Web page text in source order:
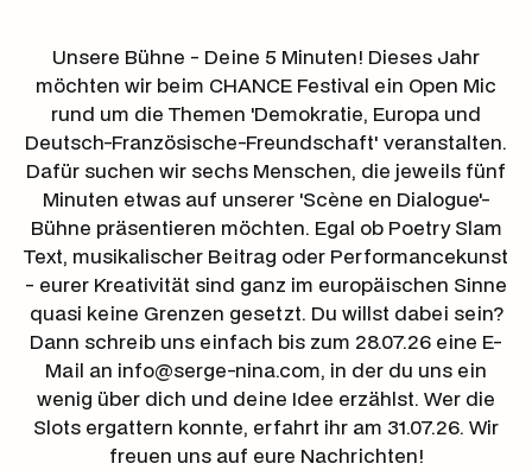
Unsere Bühne - Deine 5 Minuten! Dieses Jahr
möchten wir beim CHANCE Festival ein Open Mic
rund um die Themen 'Demokratie, Europa und
Deutsch-Französische-Freundschaft' veranstalten.
Dafür suchen wir sechs Menschen, die jeweils fünf
Minuten etwas auf unserer 'Scène en Dialogue'-
Bühne präsentieren möchten. Egal ob Poetry Slam
Text, musikalischer Beitrag oder Performancekunst
- eurer Kreativität sind ganz im europäischen Sinne
quasi keine Grenzen gesetzt. Du willst dabei sein?
Dann schreib uns einfach bis zum 28.07.26 eine E-
Mail an info@serge-nina.com, in der du uns ein
wenig über dich und deine Idee erzählst. Wer die
Slots ergattern konnte, erfahrt ihr am 31.07.26. Wir
freuen uns auf eure Nachrichten!